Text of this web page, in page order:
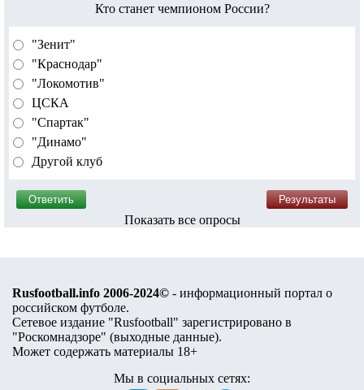
Кто станет чемпионом России?
"Зенит"
"Краснодар"
"Локомотив"
ЦСКА
"Спартак"
"Динамо"
Другой клуб
Показать все опросы
Rusfootball.info 2006-2024© - информационный портал о
российском футболе.
Сетевое издание "Rusfootball" зарегистрировано в
"Роскомнадзоре" (выходные данные).
Может содержать материалы 18+
Мы в социальных сетях: